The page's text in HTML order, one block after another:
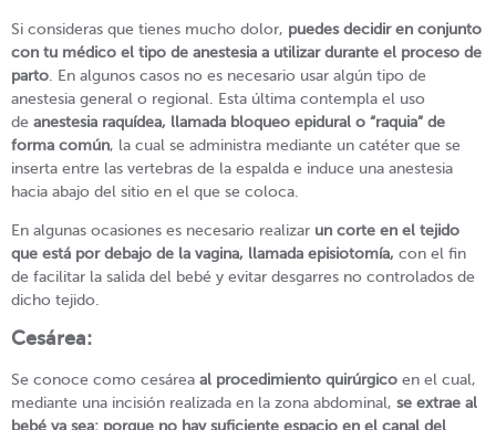
Si consideras que tienes mucho dolor, puedes decidir en conjunto
con tu médico el tipo de anestesia a utilizar durante el proceso de
parto . En algunos casos no es necesario usar algún tipo de
anestesia general o regional. Esta última contempla el uso
de anestesia raquídea, llamada bloqueo epidural o “raquia” de
forma común, la cual se administra mediante un catéter que se
inserta entre las vertebras de la espalda e induce una anestesia
hacia abajo del sitio en el que se coloca.
En algunas ocasiones es necesario realizar un corte en el tejido
que está por debajo de la vagina, llamada episiotomía, con el fin
de facilitar la salida del bebé y evitar desgarres no controlados de
dicho tejido.
Cesárea:
Se conoce como cesárea al procedimiento quirúrgico en el cual,
mediante una incisión realizada en la zona abdominal, se extrae al
bebé ya sea: porque no hay suficiente espacio en el canal del